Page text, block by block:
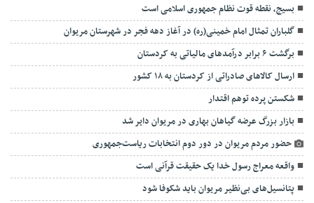
بسیج، نقطه قوت نظام جمهوری اسلامی است
گلباران تمثال امام خمینی(ره) در آغاز دهه فجر در شهرستان مریوان
برگشت ۶ برابر درآمدهای مالیاتی به کردستان
ارسال کالاهای صادراتی از کردستان به ۱۸ کشور
شکستن پرده توهم اقتدار
بازار بزرگ عرضه گیاهان بهاری در مریوان دایر شد
حضور مردم مریوان در دور دوم انتخابات ریاست‌جمهوری
واقعه معراج رسول خدا یک حقیقت قرآنی است
پتانسیل‌های بی‌نظیر مریوان باید شکوفا شود